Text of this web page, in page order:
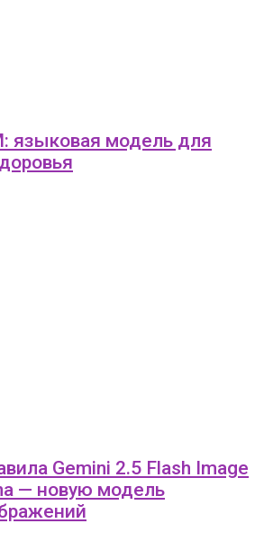
языковая модель для
Gemini 2.5 Flash Image
— новую модель